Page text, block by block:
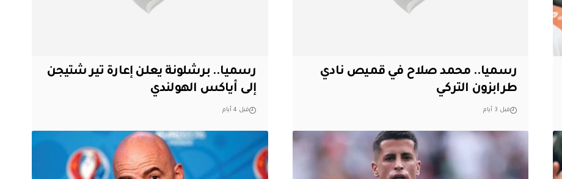
رسميا.. محمد صلاح في قميص نادي
طرابزون التركي
قبل 3 أيام
رسميا.. برشلونة يعلن إعارة تير شتيجن
إلى أياكس الهولندي
قبل 4 أيام